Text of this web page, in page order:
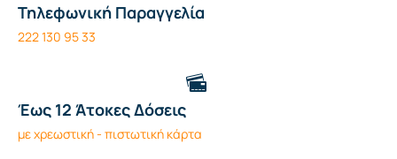
Τηλεφωνική Παραγγελία
222 130 95 33
Έως 12 Άτοκες Δόσεις
με χρεωστική - πιστωτική κάρτα